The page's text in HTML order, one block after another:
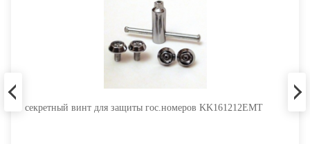
секретный винт для защиты гос.номеров KK161212EMT